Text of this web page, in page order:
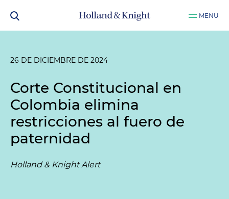
MENU
26 DE DICIEMBRE DE 2024
Corte Constitucional en
Colombia elimina
restricciones al fuero de
paternidad
Holland & Knight Alert